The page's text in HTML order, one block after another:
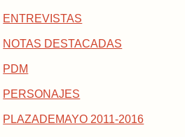
ENTREVISTAS
NOTAS DESTACADAS
PDM
PERSONAJES
PLAZADEMAYO 2011-2016